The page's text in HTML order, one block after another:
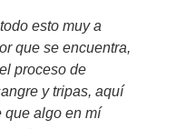
esto muy a
que se encuentra,
proceso de
y tripas, aquí
que algo en mí